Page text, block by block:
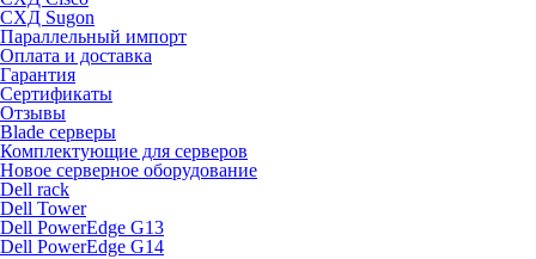
СХД Sugon
Параллельный импорт
Оплата и доставка
Гарантия
Сертификаты
Отзывы
Blade серверы
Комплектующие для серверов
Новое серверное оборудование
Dell rack
Dell Tower
Dell PowerEdge G13
Dell PowerEdge G14